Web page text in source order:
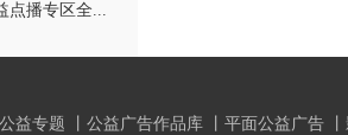
点播专区全...
公益专题 公益广告作品库 平面公益广告